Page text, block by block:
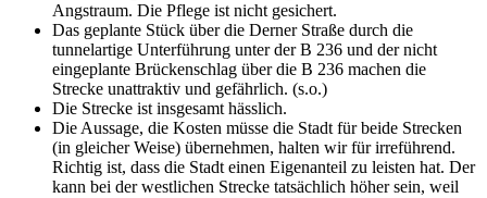
Angstraum. Die Pflege ist nicht gesichert.
Das geplante Stück über die Derner Straße durch die
tunnelartige Unterführung unter der B 236 und der nicht
eingeplante Brückenschlag über die B 236 machen die
Strecke unattraktiv und gefährlich. (s.o.)
Die Strecke ist insgesamt hässlich.
Die Aussage, die Kosten müsse die Stadt für beide Strecken
(in gleicher Weise) übernehmen, halten wir für irreführend.
Richtig ist, dass die Stadt einen Eigenanteil zu leisten hat. Der
kann bei der westlichen Strecke tatsächlich höher sein, weil